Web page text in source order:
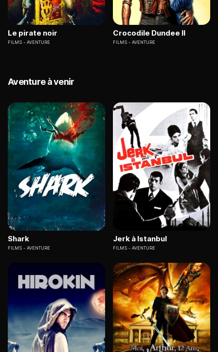
Le pirate noir
FILMS AVENTURE
Crocodile Dundee II
FILMS AVENTURE
Aventure à venir
Shark
FILMS AVENTURE
Jerk à Istanbul
FILMS AVENTURE